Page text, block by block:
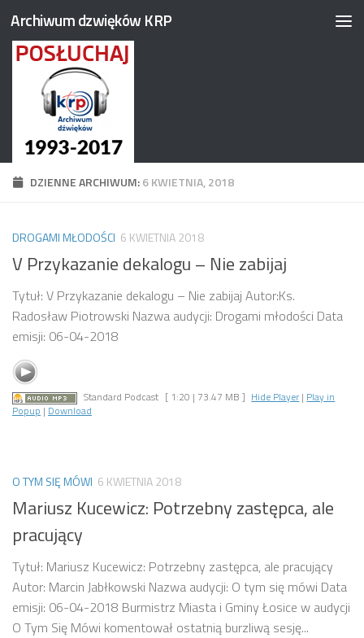
Przejdź do treści
Archiwum dzwięków KRP
DZIENNE ARCHIWUM:6 KWIETNIA, 2018
DROGAMI MŁODOŚCI 6 KWIETNIA 2018
V Przykazanie dekalogu – Nie zabijaj
Tytuł: V Przykazanie dekalogu – Nie zabijaj Autor:Ks.
Radosław Piotrowski Nazwa audycji: Drogami młodości Data
emisji: 06-04-2018
Standard Podcast [ 1:20 | 73.47 MB ] Hide Player | Play in
Popup | Download
O TYM SIĘ MÓWI 6 KWIETNIA 2018
Mariusz Kucewicz: Potrzebny zastępca, ale
pracujący
Tytuł: Mariusz Kucewicz: Potrzebny zastępca, ale pracujący
Autor: Marcin Jabłkowski Nazwa audycji: O tym się mówi Data
emisji: 06-04-2018 Burmistrz Miasta i Gminy Łosice w audycji
O Tym Się Mówi komentował ostatnią burzliwą sesję...